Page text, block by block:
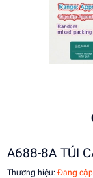
A688-8A TÚI
Thương hiệu: Đang